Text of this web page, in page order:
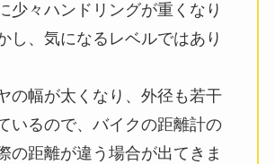
少々ハンドリングが重くなり
し、気になるレベルではあり
の幅が太くなり、外径も若干
いるので、バイクの距離計の
の距離が違う場合が出てきま